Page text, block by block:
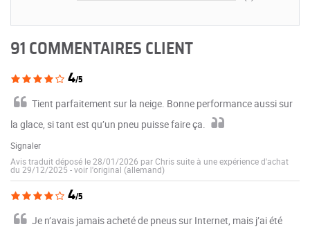
91 COMMENTAIRES CLIENT
4/5
Tient parfaitement sur la neige. Bonne performance aussi sur
la glace, si tant est qu’un pneu puisse faire ça.
Signaler
Avis traduit déposé le 28/01/2026 par Chris suite à une expérience d'achat
du 29/12/2025 -voir l'original (allemand)
4/5
Je n’avais jamais acheté de pneus sur Internet, mais j’ai été